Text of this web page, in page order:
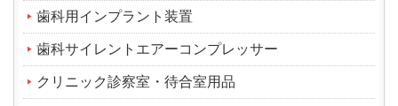
歯科用インプラント装置
歯科サイレントエアーコンプレッサー
クリニック診察室・待合室用品